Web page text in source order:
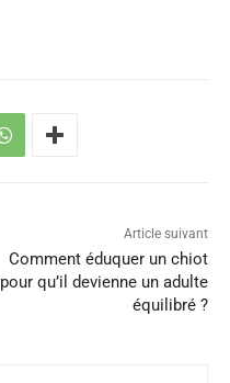
Article suivant
Comment éduquer un chiot
pour qu’il devienne un adulte
équilibré ?